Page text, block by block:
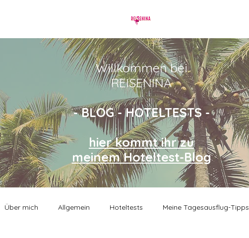
Willkommen bei
REISENINA
- BLOG - HOTELTESTS -
hier kommt ihr zu
meinem Hoteltest-Blog
Über mich Allgemein Hoteltests Meine Tagesausflug-Tipps